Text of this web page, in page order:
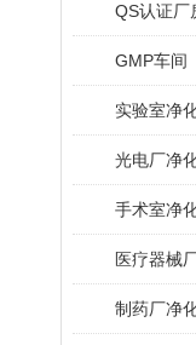
QS认证厂
GMP车间
实验室净
光电厂净
手术室净
医疗器械
制药厂净